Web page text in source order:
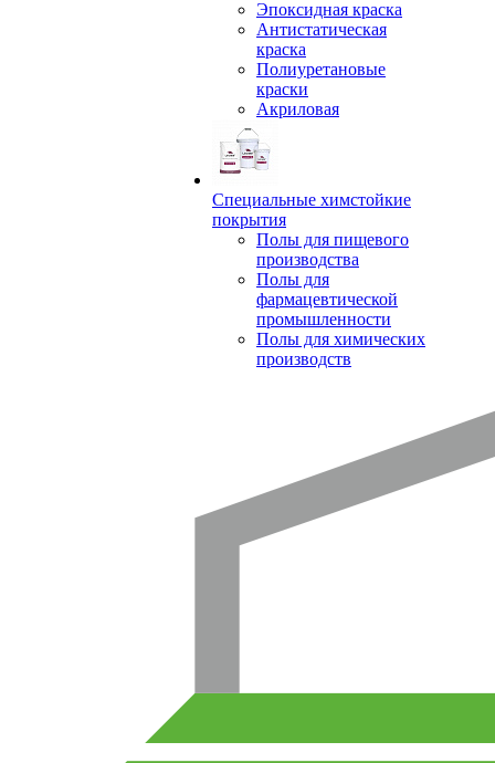
Эпоксидная краска
Антистатическая
краска
Полиуретановые
краски
Акриловая
Специальные химстойкие
покрытия
Полы для пищевого
производства
Полы для
фармацевтической
промышленности
Полы для химических
производств